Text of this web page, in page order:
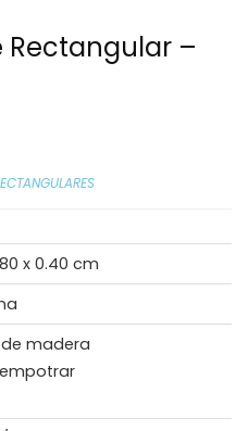
Rectangular –
x 0.40 cm
madera